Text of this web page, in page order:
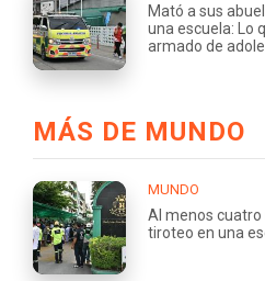
Mató a sus
una escuela: Lo
armado de
MÁS DE MUNDO
MUNDO
Al menos
tiroteo en una